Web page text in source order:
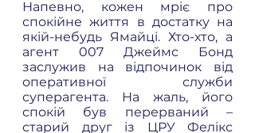
Напевно, кожен мріє про
спокійне життя в достатку на
якій-небудь Ямайці. Хто-хто, а
агент 007 Джеймс Бонд
заслужив на відпочинок від
оперативної служби
суперагента. На жаль, його
спокій був перерваний –
старий друг із ЦРУ Фелікс